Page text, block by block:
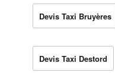
Devis Taxi Bruyères
Devis Taxi Destord